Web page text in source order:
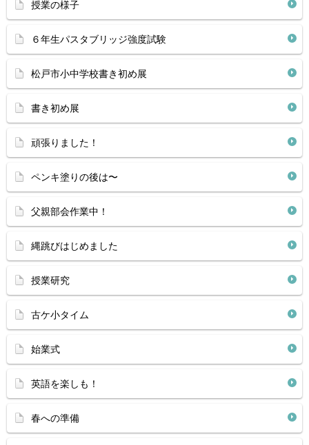
授業の様子
６年生パスタブリッジ強度試験
松戸市小中学校書き初め展
書き初め展
頑張りました！
ペンキ塗りの後は〜
父親部会作業中！
縄跳びはじめました
授業研究
古ケ小タイム
始業式
英語を楽しも！
春への準備